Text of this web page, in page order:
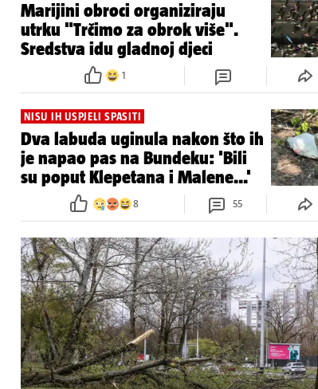
Marijini obroci organiziraju
utrku "Trčimo za obrok više".
Sredstva idu gladnoj djeci
1
NISU IH USPJELI SPASITI
Dva labuda uginula nakon što ih
je napao pas na Bundeku: 'Bili
su poput Klepetana i Malene...'
8 55